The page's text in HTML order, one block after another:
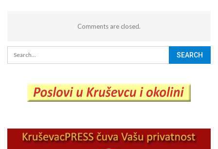
Comments are closed.